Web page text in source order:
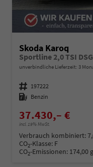
Skoda Karoq
Sportline 2,0 TSI
unverbindliche Lieferzeit: 3
Fahrzeugnummer 197222
Kraftstoff Benzin
37.430,– €
incl. 19% MwSt.
Verbrauch kombiniert:
CO2-Klasse: F
CO2-Emissionen: 174,00